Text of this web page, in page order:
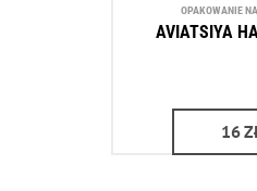
OPAKOWANIE
AVIATSIYA
16